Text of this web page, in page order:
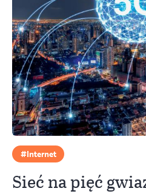
Internet
Sieć na pięć